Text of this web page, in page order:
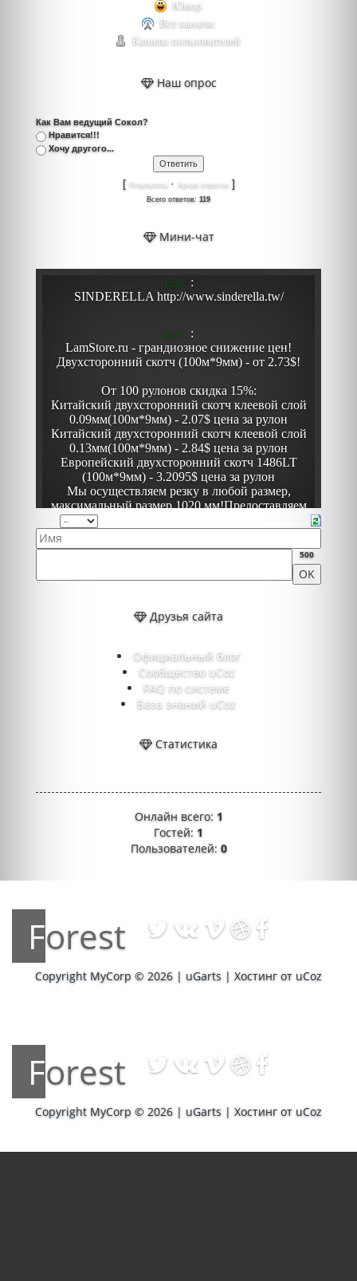
Юмор
Все каналы
Каналы пользователей
Наш опрос
Как Вам ведущий Сокол?
Нравится!!!
Хочу другого...
[ Результаты · Архив опросов]
Всего ответов: 119
Мини-чат
500
Друзья сайта
Официальный блог
Сообщество uCoz
FAQ по системе
База знаний uCoz
Статистика
Онлайн всего: 1
Гостей: 1
Пользователей:0
Forest
Copyright MyCorp © 2026 | uGarts | Хостинг от uCoz
Forest
Copyright MyCorp © 2026 | uGarts | Хостинг от uCoz